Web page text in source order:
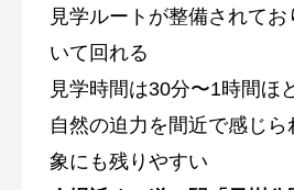
見学ルートが整備されて
いて回れる
見学時間は30分〜1時間ほ
自然の迫力を間近で感じ
象にも残りやすい